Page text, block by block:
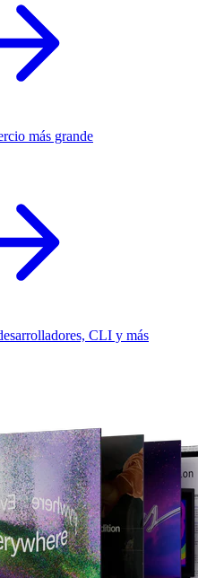
más grande
CLI y más